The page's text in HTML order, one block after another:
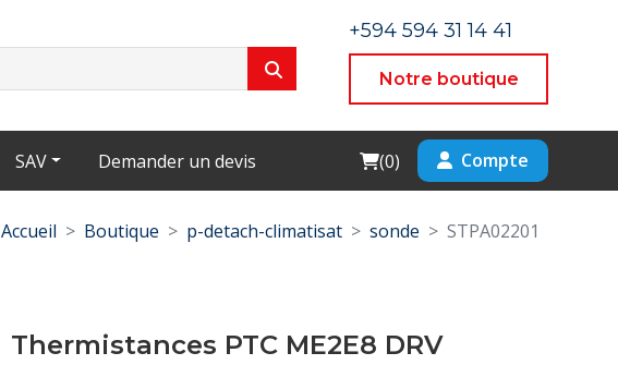
+594 594 31 14 41
Notre boutique
SAV Demander un devis Cart
(0) Compte
Accueil Boutique p-detach-climatisat sonde STPA02201
Thermistances PTC ME2E8 DRV